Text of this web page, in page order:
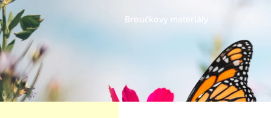
Přejít
na
obsah
Broučkovy materiály